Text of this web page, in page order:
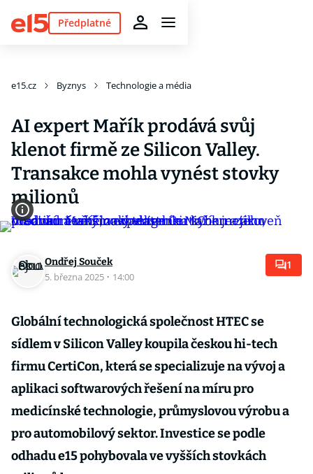
Předplatné
e15.cz Byznys Technologie a média
AI expert Mařík prodává svůj
klenot firmě ze Silicon Valley.
Transakce mohla vynést stovky
milionů
Ondřej Souček
5. března 2025 · 14:00
1
Globální technologická společnost HTEC se
sídlem v Silicon Valley koupila českou hi-tech
firmu CertiCon, která se specializuje na vývoj a
aplikaci softwarových řešení na míru pro
medicínské technologie, průmyslovou výrobu a
pro automobilový sektor. Investice se podle
odhadu e15 pohybovala ve vyšších stovkách